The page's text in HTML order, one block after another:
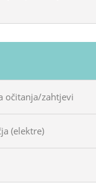
očitanja/zahtjevi
(elektre)